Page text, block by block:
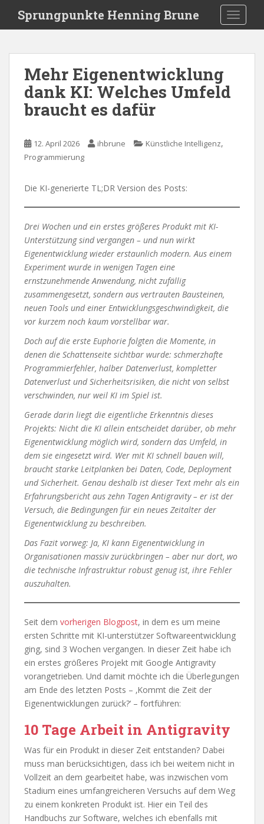
i
Sprungpunkte Henning Brune
Mehr Eigenentwicklung
dank KI: Welches Umfeld
braucht es dafür
12. April 2026 ihbrune Künstliche Intelligenz,
Programmierung
Die KI-generierte TL;DR Version des Posts:
Drei Wochen und ein erstes größeres Produkt mit KI-
Unterstützung sind vergangen – und nun wirkt
Eigenentwicklung wieder erstaunlich modern. Aus einem
Experiment wurde in wenigen Tagen eine
ernstzunehmende Anwendung, nicht zufällig
zusammengesetzt, sondern aus vertrauten Bausteinen,
neuen Tools und einer Entwicklungsgeschwindigkeit, die
vor kurzem noch kaum vorstellbar war.
Doch auf die erste Euphorie folgten die Momente, in
denen die Schattenseite sichtbar wurde: schmerzhafte
Programmierfehler, halber Datenverlust, kompletter
Datenverlust und Sicherheitsrisiken, die nicht von selbst
verschwinden, nur weil KI im Spiel ist.
Gerade darin liegt die eigentliche Erkenntnis dieses
Projekts: Nicht die KI allein entscheidet darüber, ob mehr
Eigenentwicklung möglich wird, sondern das Umfeld, in
dem sie eingesetzt wird. Wer mit KI schnell bauen will,
braucht starke Leitplanken bei Daten, Code, Deployment
und Sicherheit. Genau deshalb ist dieser Text mehr als ein
Erfahrungsbericht aus zehn Tagen Antigravity – er ist der
Versuch, die Bedingungen für ein neues Zeitalter der
Eigenentwicklung zu beschreiben.
Das Fazit vorweg: Ja, KI kann Eigenentwicklung in
Organisationen massiv zurückbringen – aber nur dort, wo
die technische Infrastruktur robust genug ist, ihre Fehler
auszuhalten.
Seit dem vorherigen Blogpost, in dem es um meine
ersten Schritte mit KI-unterstützer Softwareentwicklung
ging, sind 3 Wochen vergangen. In dieser Zeit habe ich
ein erstes größeres Projekt mit Google Antigravity
vorangetrieben. Und damit möchte ich die Überlegungen
am Ende des letzten Posts – ‚Kommt die Zeit der
Eigenentwicklungen zurück?‘ – fortführen:
10 Tage Arbeit in Antigravity
Was für ein Produkt in dieser Zeit entstanden? Dabei
muss man berücksichtigen, dass ich bei weitem nicht in
Vollzeit an dem gearbeitet habe, was inzwischen vom
Stadium eines umfangreicheren Versuchs auf dem Weg
zu einem konkreten Produkt ist. Hier ein Teil des
Handbuchs zur Software, welches ich ebenfalls mit